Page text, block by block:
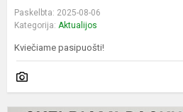
Paskelbta: 2025-08-06
Kategorija: Aktualijos
Kviečiame pasipuošti!